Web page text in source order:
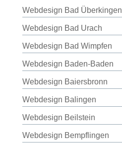
Webdesign Bad Überkingen
Webdesign Bad Urach
Webdesign Bad Wimpfen
Webdesign Baden-Baden
Webdesign Baiersbronn
Webdesign Balingen
Webdesign Beilstein
Webdesign Bempflingen